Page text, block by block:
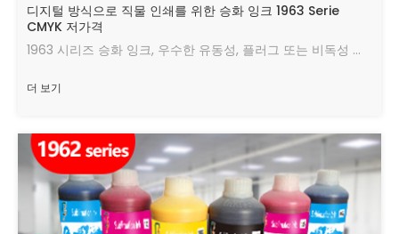
디지털 방식으로 직물 인쇄를 위한 승화 잉크 1963 Serie
CMYK 저가격
1963 시리즈 승화 잉크, 우수한 유동성, 플러그 또는 비독성 및 환경 친화적 인, 밝은 색깔, 좋은 전송 효과의 비경향 스프레이 없음
더 보기